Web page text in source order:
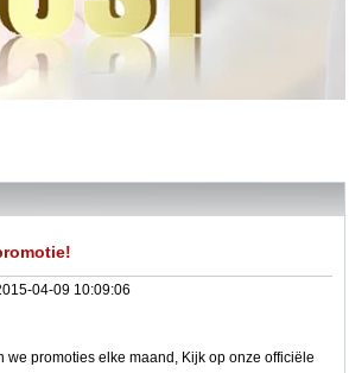
04-09 10:09:06
promoties elke maand, Kijk op onze officiële